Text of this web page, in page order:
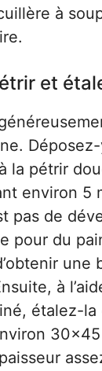
à
et
la pétrir
environ 5
pas de
pour du
une
à
étalez-la